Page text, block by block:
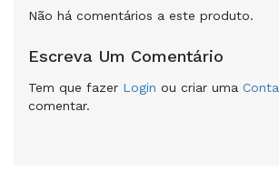
Não há comentários a este produto.
Escreva Um Comentário
Tem que fazer Login ou criar uma Conta
comentar.